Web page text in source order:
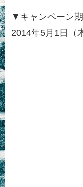
▼キャンペーン
2014年5月1日（